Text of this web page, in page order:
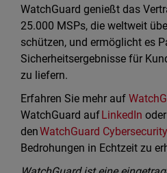
WatchGuard genießt das
25.000 MSPs, die weltweit
schützen, und ermöglicht es
Sicherheitsergebnisse für
zu liefern.
Erfahren Sie mehr auf
WatchGuard auf LinkedIn
denWatchGuard
Bedrohungen in Echtzeit zu